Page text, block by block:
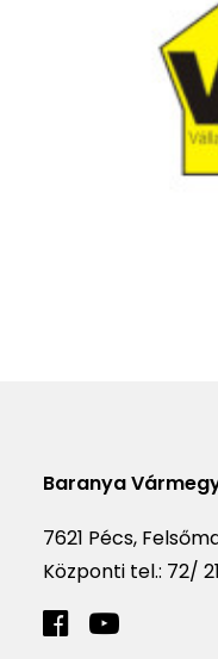
Baranya
7621 Pécs,
Központi tel.: 72/